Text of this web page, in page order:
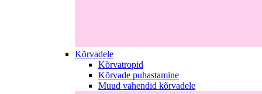
Kõrvadele
Kõrvatropid
Kõrvade puhastamine
Muud vahendid kõrvadele